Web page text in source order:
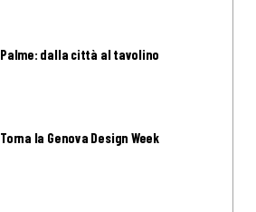
Palme: dalla città al tavolino
Torna la Genova Design Week